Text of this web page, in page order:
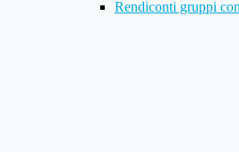
Rendiconti gruppi